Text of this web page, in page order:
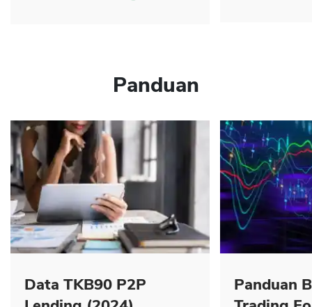
Panduan
Data TKB90 P2P
Panduan